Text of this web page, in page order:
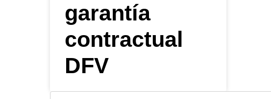
garantía
contractual
DFV